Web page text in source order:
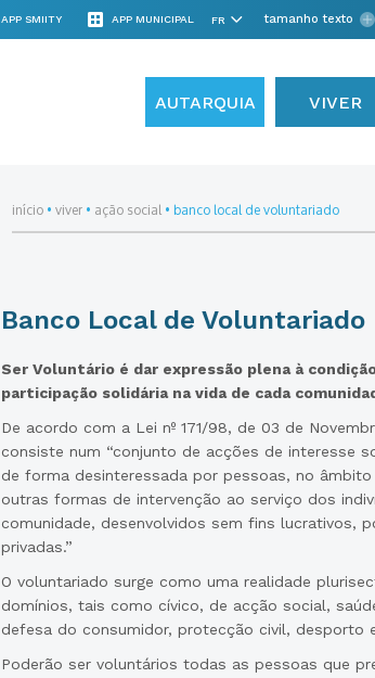
APP SMIITY APP MUNICIPAL tamanho texto
AUTARQUIA VIVER
início•viver• ação social• banco local de voluntariado
Banco Local de Voluntariado
Ser Voluntário é dar expressão plena à
participação solidária na vida de cada
De acordo com a Lei nº 171/98, de 03 de
consiste num “conjunto de acções de interesse
de forma desinteressada por pessoas, no
outras formas de intervenção ao serviço dos
comunidade, desenvolvidos sem fins lucrativos,
privadas.”
O voluntariado surge como uma realidade
domínios, tais como cívico, de acção social,
defesa do consumidor, protecção civil, desporto
Poderão ser voluntários todas as pessoas que